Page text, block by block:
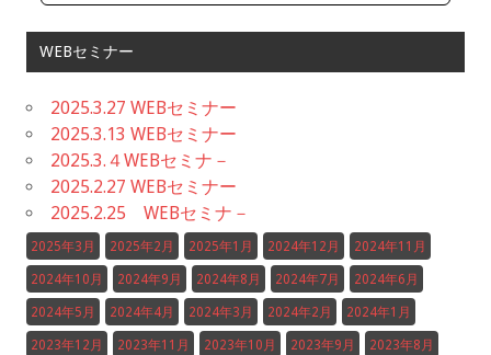
WEBセミナー
2025.3.27 WEBセミナー
2025.3.13 WEBセミナー
2025.3.４WEBセミナ－
2025.2.27 WEBセミナー
2025.2.25 WEBセミナ－
2025年3月 2025年2月 2025年1月 2024年12月 2024年11月
2024年10月 2024年9月 2024年8月 2024年7月 2024年6月
2024年5月 2024年4月 2024年3月 2024年2月 2024年1月
2023年12月 2023年11月 2023年10月 2023年9月 2023年8月